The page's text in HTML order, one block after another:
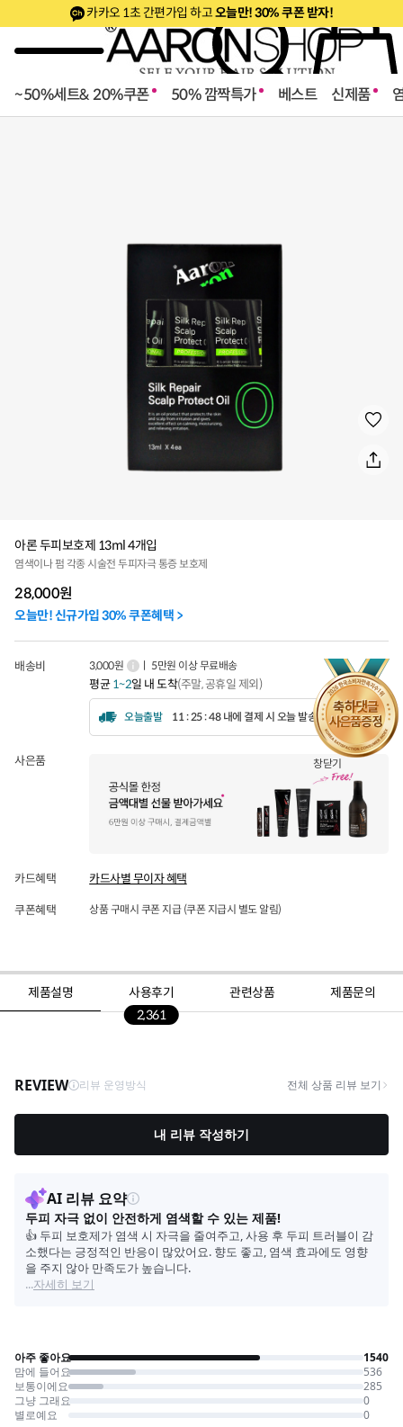
카카오 1초 간편가입 하고오늘만! 30% 쿠폰 받자!
~50%세트& 20%쿠폰 50% 깜짝특가 베스트 신제품
창닫기
아론 두피보호제 13ml 4개입
염색이나 펌 각종 시술전 두피자극 통증 보호제
28,000원
오늘만! 신규가입 30% 쿠폰혜택 >
배송비 3,000원 ㅣ 5만원 이상 무료배송
평균1~2일 내 도착(주말, 공휴일 제외)
오늘출발 11 : 25 : 46 내에 결제 시 오늘 발송됩니다.
사은품
카드혜택 카드사별 무이자 혜택
쿠폰혜택 상품 구매시 쿠폰 지급 (쿠폰 지급시 별도 알림)
제품설명
사용후기
2,361
관련상품 제품문의